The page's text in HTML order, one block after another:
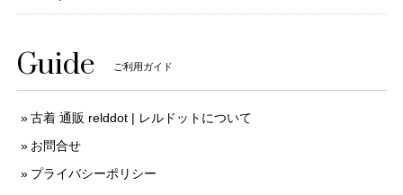
Guide ご利用ガイド
古着 通販 relddot | レルドットについて
お問合せ
プライバシーポリシー